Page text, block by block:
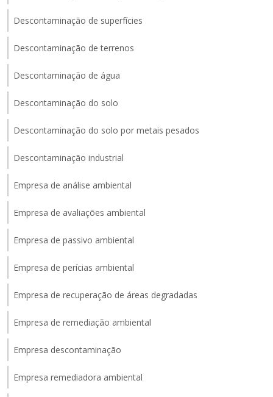
Descontaminação de superfícies
Descontaminação de terrenos
Descontaminação de água
Descontaminação do solo
Descontaminação do solo por metais pesados
Descontaminação industrial
Empresa de análise ambiental
Empresa de avaliações ambiental
Empresa de passivo ambiental
Empresa de perícias ambiental
Empresa de recuperação de áreas degradadas
Empresa de remediação ambiental
Empresa descontaminação
Empresa remediadora ambiental